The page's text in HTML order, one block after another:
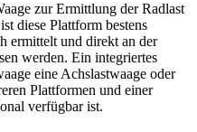
zur Ermittlung der Radlast
diese Plattform bestens
ermittelt und direkt an der
werden. Ein integriertes
eine Achslastwaage oder
Plattformen und einer
verfügbar ist.